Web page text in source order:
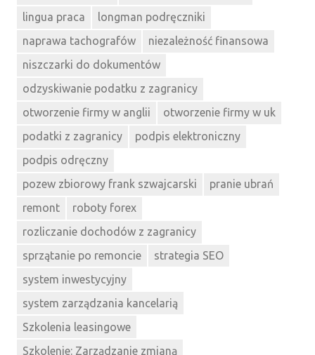
lingua praca
longman podręczniki
naprawa tachografów
niezależność finansowa
niszczarki do dokumentów
odzyskiwanie podatku z zagranicy
otworzenie firmy w anglii
otworzenie firmy w uk
podatki z zagranicy
podpis elektroniczny
podpis odręczny
pozew zbiorowy frank szwajcarski
pranie ubrań
remont
roboty forex
rozliczanie dochodów z zagranicy
sprzątanie po remoncie
strategia SEO
system inwestycyjny
system zarządzania kancelarią
Szkolenia leasingowe
Szkolenie: Zarządzanie zmianą